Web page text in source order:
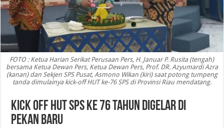
FOTO : Ketua Harian Serikat Perusaan Pers, H. Januar P. Rusita (tengah)
bersama Ketua Dewan Pers, Ketua Dewan Pers, Prof. DR. Azyumardi Azra
(kanan) dan Sekjen SPS Pusat, Asmono Wikan (kiri) saat potong tumpeng
tanda dimulainya kick-off HUT ke-76 SPS di Provinsi Riau mendatang.
Kick off HUT SPS ke 76 Tahun Digelar di
Pekan Baru